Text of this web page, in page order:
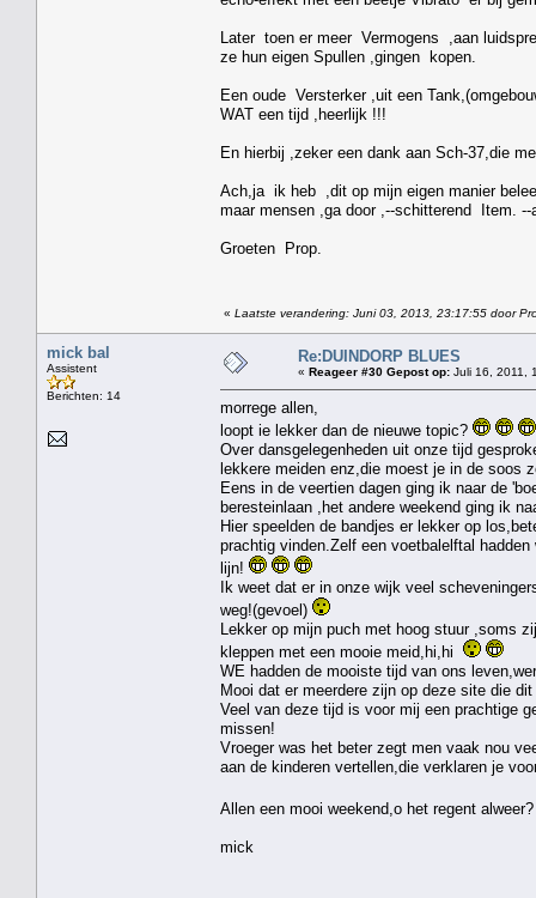
Later toen er meer Vermogens ,aan
ze hun eigen Spullen ,gingen kopen.
Een oude Versterker ,uit een
WAT een tijd ,heerlijk !!!
En hierbij ,zeker een dank aan Sch-37,die
Ach,ja ik heb ,dit op mijn eigen manier
maar mensen ,ga door ,--schitterend Item.
Groeten Prop.
« Laatste verandering: Juni 03, 2013, 23:17:55 door
mick bal
Assistent
Berichten: 14
Re:DUINDORP BLUES
« Reageer #30 Gepost op: Juli 16, 2011,
morrege allen,
loopt ie lekker dan de nieuwe topic?
Over dansgelegenheden uit onze tijd
lekkere meiden enz,die moest je in de soos
Eens in de veertien dagen ging ik naar de
beresteinlaan ,het andere weekend ging ik
Hier speelden de bandjes er lekker op
prachtig vinden.Zelf een voetbalelftal
lijn!
Ik weet dat er in onze wijk veel
weg!(gevoel)
Lekker op mijn puch met hoog stuur ,soms
kleppen met een mooie meid,hi,hi
WE hadden de mooiste tijd van ons
Mooi dat er meerdere zijn op deze site die
Veel van deze tijd is voor mij een prachtige
missen!
Vroeger was het beter zegt men vaak nou
aan de kinderen vertellen,die verklaren je
Allen een mooi weekend,o het regent
mick